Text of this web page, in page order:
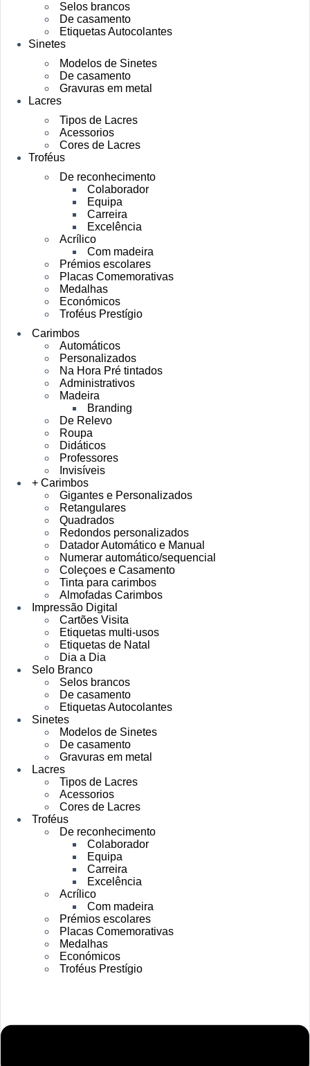
Selos brancos
De casamento
Etiquetas Autocolantes
Sinetes
Modelos de Sinetes
De casamento
Gravuras em metal
Lacres
Tipos de Lacres
Acessorios
Cores de Lacres
Troféus
De reconhecimento
Colaborador
Equipa
Carreira
Excelência
Acrílico
Com madeira
Prémios escolares
Placas Comemorativas
Medalhas
Económicos
Troféus Prestígio
Carimbos
Automáticos
Personalizados
Na Hora Pré tintados
Administrativos
Madeira
Branding
De Relevo
Roupa
Didáticos
Professores
Invisíveis
+ Carimbos
Gigantes e Personalizados
Retangulares
Quadrados
Redondos personalizados
Datador Automático e Manual
Numerar automático/sequencial
Coleçoes e Casamento
Tinta para carimbos
Almofadas Carimbos
Impressão Digital
Cartões Visita
Etiquetas multi-usos
Etiquetas de Natal
Dia a Dia
Selo Branco
Selos brancos
De casamento
Etiquetas Autocolantes
Sinetes
Modelos de Sinetes
De casamento
Gravuras em metal
Lacres
Tipos de Lacres
Acessorios
Cores de Lacres
Troféus
De reconhecimento
Colaborador
Equipa
Carreira
Excelência
Acrílico
Com madeira
Prémios escolares
Placas Comemorativas
Medalhas
Económicos
Troféus Prestígio